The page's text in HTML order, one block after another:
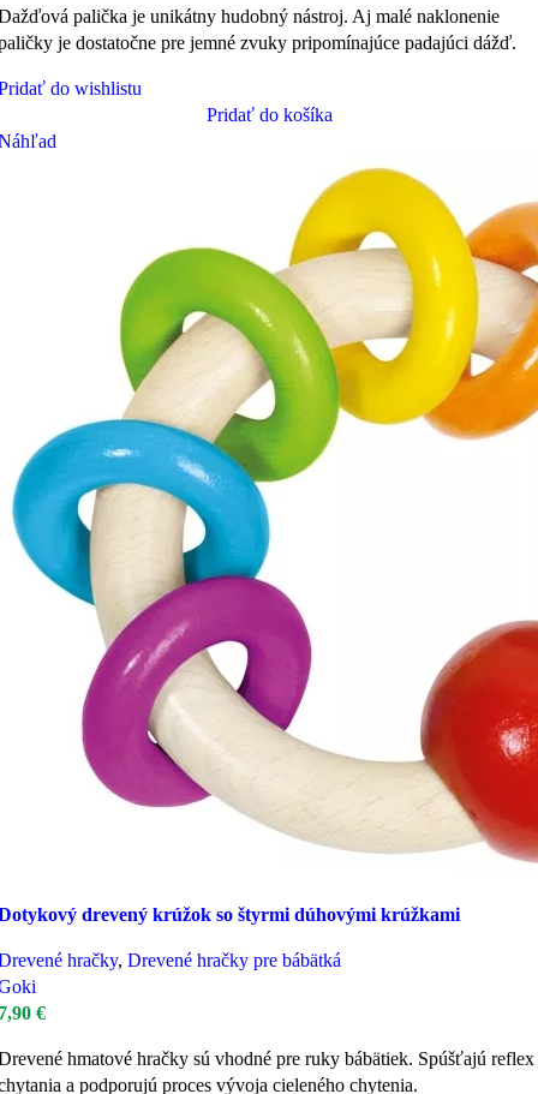
palička je unikátny hudobný nástroj. Aj malé naklonenie
je dostatočne pre jemné zvuky pripomínajúce padajúci dážď.
do wishlistu
Pridať do košíka
drevený krúžok so štyrmi dúhovými krúžkami
hračky, Drevené hračky pre bábätká
€
hmatové hračky sú vhodné pre ruky bábätiek. Spúšťajú reflex
a podporujú proces vývoja cieleného chytenia.